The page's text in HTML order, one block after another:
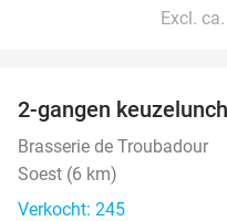
Excl.
2-gangen
Brasserie de Troubadour
Soest (6 km)
Verkocht: 245